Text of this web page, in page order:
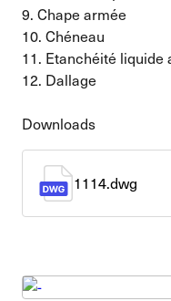
9. Chape armée
10. Chéneau
11. Etanchéité liquide
12. Dallage
Downloads
1114.dwg